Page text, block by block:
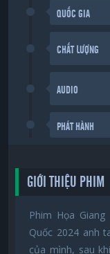
QUỐC GIA
CHẤT LƯỢNG
AUDIO
PHÁT HÀNH
GIỚI THIỆU PHIM
Phim Họa
Quốc 2024 anh
của mình, sau